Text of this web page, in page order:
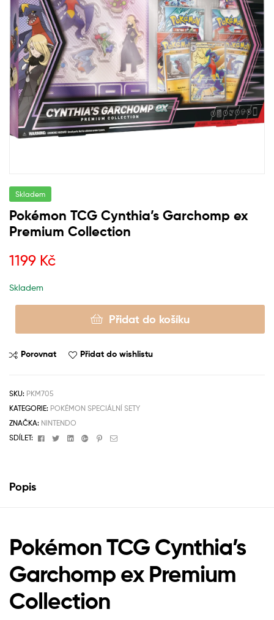
Skladem
Pokémon TCG Cynthia’s Garchomp ex
Premium Collection
1199 Kč
Skladem
Přidat do košíku
Porovnat Přidat do wishlistu
SKU: PKM705
KATEGORIE: POKÉMON SPECIÁLNÍ SETY
ZNAČKA: NINTENDO
SDÍLET:
FacebookTwitterLinkedinGoogle+Pinterest
Email
Popis
Pokémon TCG Cynthia’s
Garchomp ex Premium
Collection